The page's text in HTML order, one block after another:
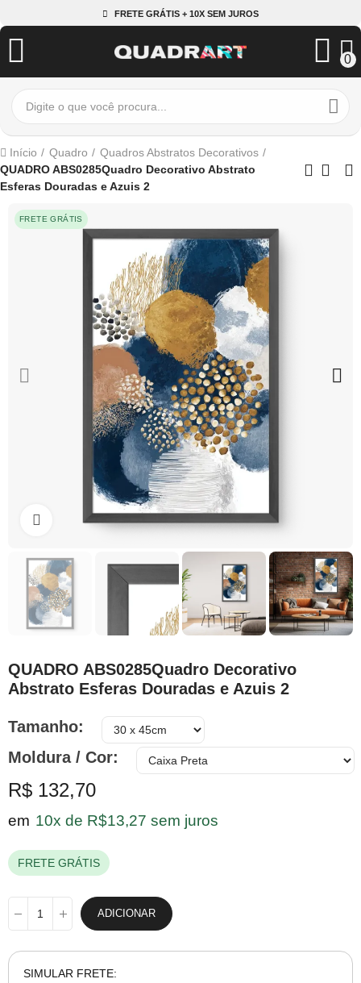
FRETE GRÁTIS + 10X SEM JUROS
0
Início Quadro
Quadros Abstratos Decorativos
QUADRO ABS0285Quadro Decorativo Abstrato
Esferas Douradas e Azuis 2
FRETE GRÁTIS
Clique para ampliar
QUADRO ABS0285Quadro Decorativo
Abstrato Esferas Douradas e Azuis 2
Tamanho
Moldura / Cor
R$ 132,70
em 10x de R$13,27 sem juros
FRETE GRÁTIS
ADICIONAR
SIMULAR FRETE: